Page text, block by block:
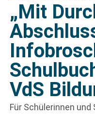
„Mit
VdS
Für Schülerinnen und